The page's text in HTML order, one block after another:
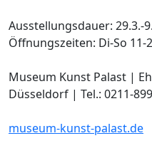
Ausstellungsdauer: 29.3.-
Öffnungszeiten: Di-So 11-
Museum Kunst Palast |
Düsseldorf | Tel.: 0211-
museum-kunst-palast.de